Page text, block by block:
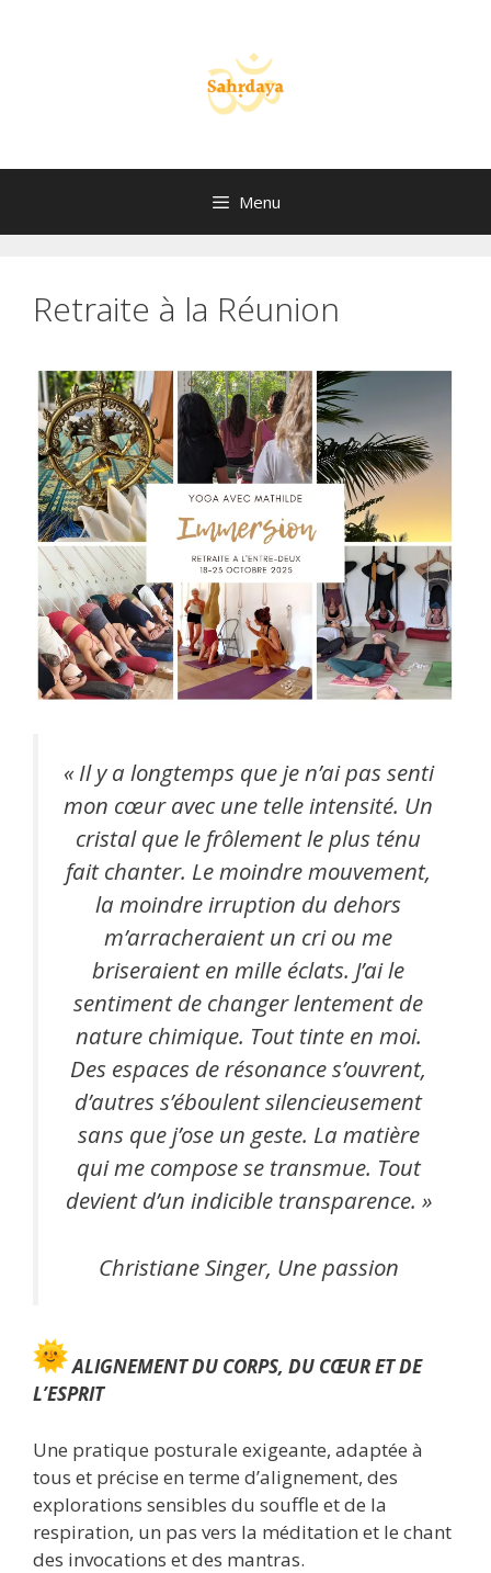
Menu
Retraite à la Réunion
« Il y a longtemps que je n’ai pas senti
mon cœur avec une telle intensité. Un
cristal que le frôlement le plus ténu
fait chanter. Le moindre mouvement,
la moindre irruption du dehors
m’arracheraient un cri ou me
briseraient en mille éclats. J’ai le
sentiment de changer lentement de
nature chimique. Tout tinte en moi.
Des espaces de résonance s’ouvrent,
d’autres s’éboulent silencieusement
sans que j’ose un geste. La matière
qui me compose se transmue. Tout
devient d’un indicible transparence. »
Christiane Singer, Une passion
ALIGNEMENT DU CORPS, DU CŒUR ET DE
L’ESPRIT
Une pratique posturale exigeante, adaptée à
tous et précise en terme d’alignement, des
explorations sensibles du souffle et de la
respiration, un pas vers la méditation et le chant
des invocations et des mantras.